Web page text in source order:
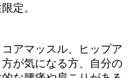
定。
アマッスル、ヒップア
が気になる方、自分の